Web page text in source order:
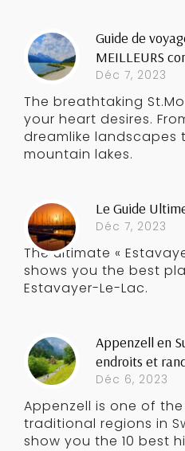
Guide de
MEILLEURS
Déc 7, 2023
The breathtaking
your heart desires.
dreamlike landscapes
mountain lakes.
Le Guide
Déc 7, 2023
The ultimate «
shows you the best
Estavayer-Le-Lac.
Appenzell en
endroits et
Déc 6, 2023
Appenzell is one of
traditional regions in
show you the 10 best